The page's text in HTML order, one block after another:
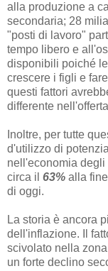
alla produzione a
secondaria; 28
"posti di lavoro"
tempo libero e
disponibili poiché
crescere i figli e
questi fattori
differente
Inoltre, per tutte
d'utilizzo di
nell'economia
circa il 63% alla
di oggi.
La storia è ancora
dell'inflazione. Il
scivolato nella
un forte declino